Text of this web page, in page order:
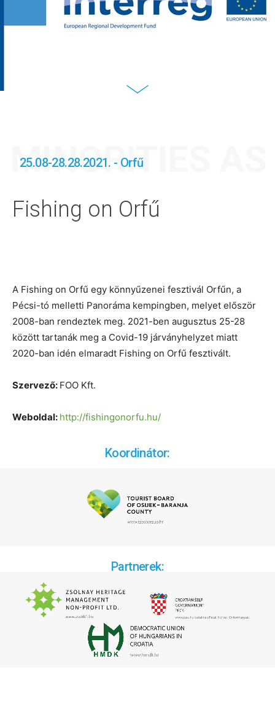
25.08-28.28.2021. - Orfű
MINORITIES
Fishing on Orfű
A Fishing on Orfű egy könnyűzenei fesztivál Orfűn, a
Pécsi-tó melletti Panoráma kempingben, melyet először
2008-ban rendeztek meg. 2021-ben augusztus 25-28
között tartanák meg a Covid-19 járványhelyzet miatt
2020-ban idén elmaradt Fishing on Orfű fesztivált.
Szervező: FOO Kft.
Weboldal: http://fishingonorfu.hu/
Koordinátor:
Partnerek: